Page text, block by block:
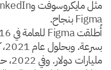
Figma بنجاح.